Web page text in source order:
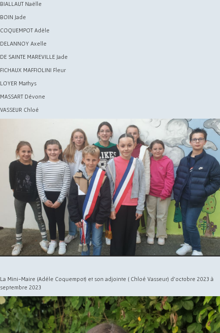
BIALLAUT Naëlle
BOIN Jade
COQUEMPOT Adèle
DELANNOY Axelle
DE SAINTE MAREVILLE Jade
FICHAUX MAFFIOLINI Fleur
LOYER Mathys
MASSART Dévone
VASSEUR Chloé
La Mini-Maire (Adéle Coquempot) et son adjointe ( Chloé Vasseur) d'octobre 2023 à
septembre 2023